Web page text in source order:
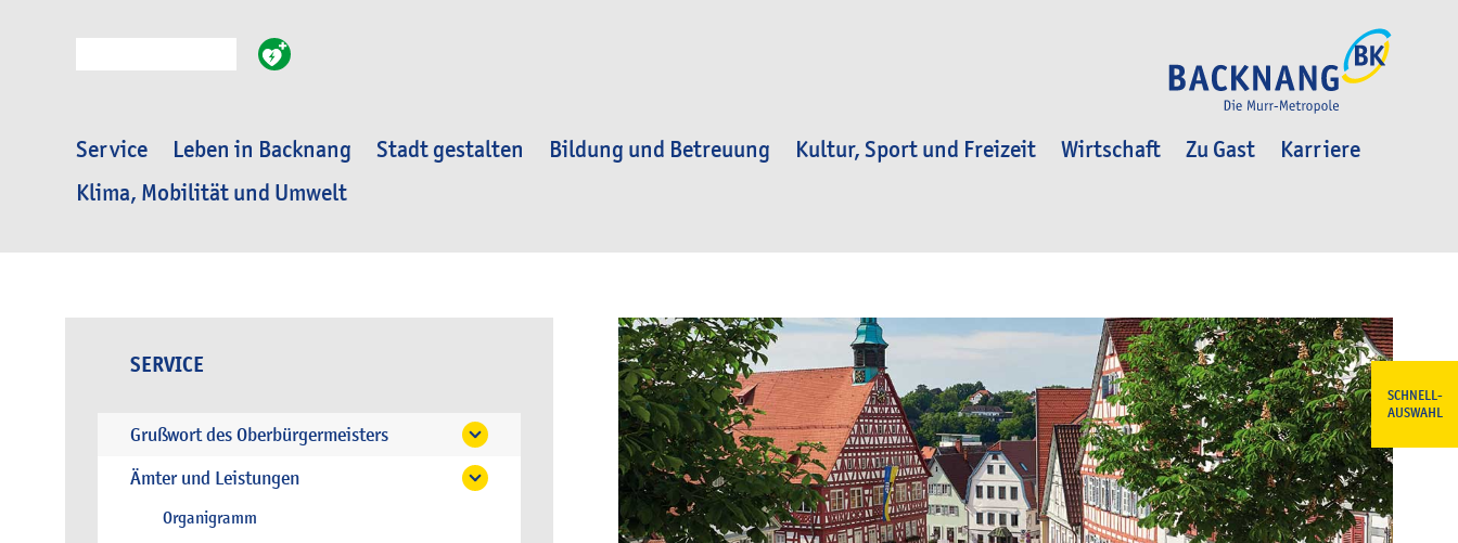
Service Leben in Backnang Stadt gestalten Bildung und Betreuung Kultur, Sport und Freizeit Wirtschaft Zu Gast
Karriere
Klima, Mobilität und Umwelt
SCHNELL-
AUSWAHL
SERVICE
Grußwort des Oberbürgermeisters
Ämter und Leistungen
Organigramm